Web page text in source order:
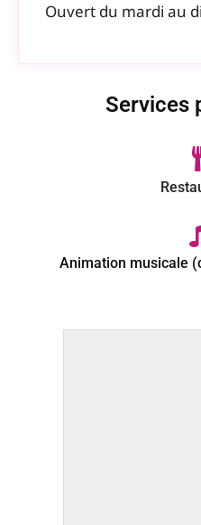
Ouvert du mardi au
Services
Animation musicale